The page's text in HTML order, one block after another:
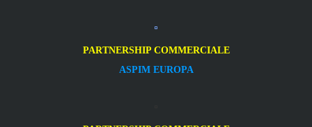
PARTNERSHIP COMMERCIALE
ASPIM EUROPA